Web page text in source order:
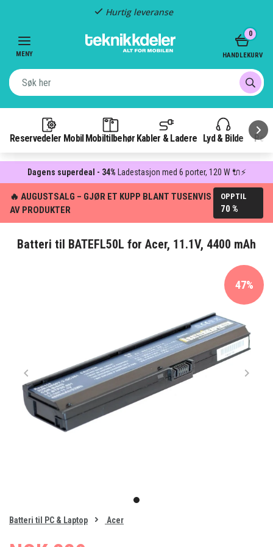
Hurtig leveranse
MENY
Reservedeler Mobil Mobiltilbehør Kabler & Ladere Lyd & Bilde
0
HANDLEKURV
Dagens superdeal - 34% Ladestasjon med 6 porter, 120 W 🔌⚡
🔥 AUGUSTSALG – GJØR ET KUPP BLANT TUSENVIS
AV PRODUKTER
OPPTIL
70 %
Batteri til BATEFL50L for Acer, 11.1V, 4400 mAh
item
of
Batteri til PC & Laptop Acer
47%